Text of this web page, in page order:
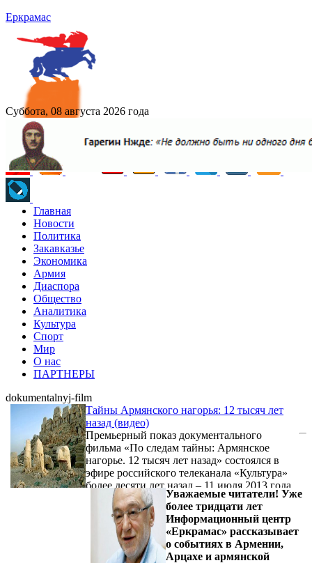
Еркрамас
Суббота, 08 августа 2026 года
Главная
Новости
Политика
Закавказье
Экономика
Армия
Диаспора
Общество
Аналитика
Культура
Спорт
Мир
О нас
ПАРТНЕРЫ
dokumentalnyj-film
Тайны Армянского нагорья: 12 тысяч лет
назад (видео)
Премьерный показ документального
фильма «По следам тайны: Армянское
нагорье. 12 тысяч лет назад» состоялся в
эфире российского телеканала «Культура»
более десяти лет назад – 11 июля 2013 года.
Уважаемые читатели! Уже
более тридцати лет
Информационный центр
«Еркрамас» рассказывает
о событиях в Армении,
Арцахе и армянской